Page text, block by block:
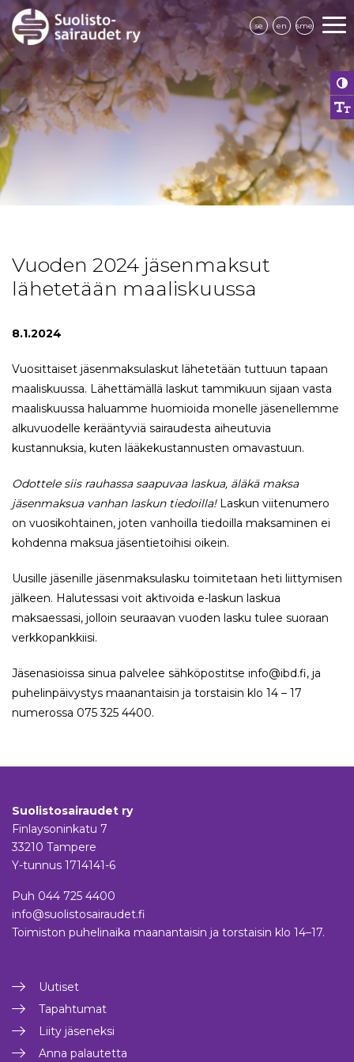
se en sme
Vuoden 2024 jäsenmaksut
lähetetään maaliskuussa
8.1.2024
Vuosittaiset jäsenmaksulaskut lähetetään tuttuun tapaan
maaliskuussa. Lähettämällä laskut tammikuun sijaan vasta
maaliskuussa haluamme huomioida monelle jäsenellemme
alkuvuodelle kerääntyviä sairaudesta aiheutuvia
kustannuksia, kuten lääkekustannusten omavastuun.
Odottele siis rauhassa saapuvaa laskua, äläkä maksa
jäsenmaksua vanhan laskun tiedoilla! Laskun viitenumero
on vuosikohtainen, joten vanhoilla tiedoilla maksaminen ei
kohdenna maksua jäsentietoihisi oikein.
Uusille jäsenille jäsenmaksulasku toimitetaan heti liittymisen
jälkeen. Halutessasi voit aktivoida e-laskun laskua
maksaessasi, jolloin seuraavan vuoden lasku tulee suoraan
verkkopankkiisi.
Jäsenasioissa sinua palvelee sähköpostitse info@ibd.fi, ja
puhelinpäivystys maanantaisin ja torstaisin klo 14 – 17
numerossa 075 325 4400.
Suolistosairaudet ry
Finlaysoninkatu 7
33210 Tampere
Y-tunnus 1714141-6
Puh 044 725 4400
info@suolistosairaudet.fi
Toimiston puhelinaika maanantaisin ja torstaisin klo 14–17.
Uutiset
Tapahtumat
Liity jäseneksi
Anna palautetta